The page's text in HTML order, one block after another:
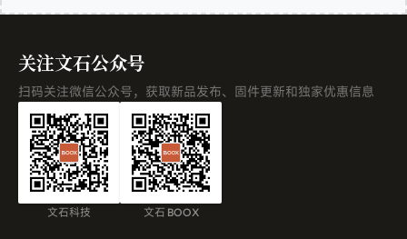
关注文石公众号
扫码关注微信公众号，获取新品发布、固件更新和独家优惠信息
文石科技 文石 BOOX